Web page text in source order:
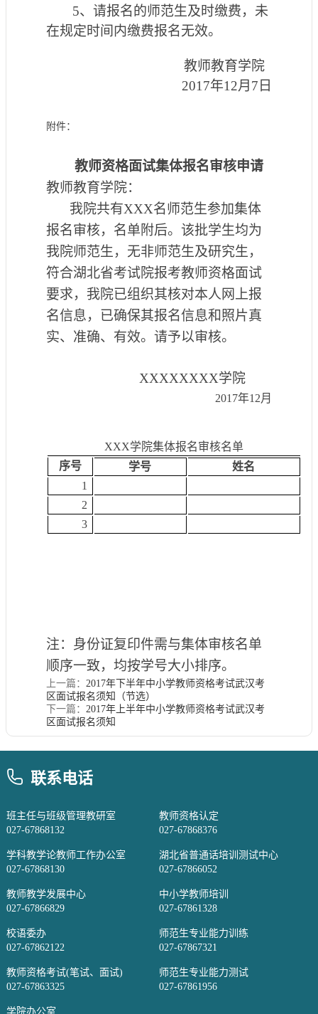
5、 请报名的师范生及时缴费，未
在规定时间内缴费报名无效。
教师教育学院
2017年12月 7 日
附件：
教师资格面试集体报名审核申请
教师教育学院：
我院共有XXX名师范生参加集体
报名审核，名单附后。该批学生均为
我院师范生， 无非师范生及研究生，
符合湖北省考试院报考教师资格面试
要求，我院已组织其核对本人网上报
名信息， 已确保其报名信息和照片真
实、准确、有效。请予以审核。
XXXXXXXX学院
201 7年12月
XXX学院集体报名审核名单
序号
学号
姓名
1
2
3
注：身份证复印件需与集体审核名单
顺序一致，均按学号大小排序。
上一篇： 2017年下半年中小学教师资格考试武汉考
区面试报名须知（节选）
下一篇： 2017年上半年中小学教师资格考试武汉考
区面试报名须知
联系电话
班主任与班级管理教研室
027-67868132
教师资格认定
027-67868376
学科教学论教师工作办公室
027-67868130
湖北省普通话培训测试中心
027-67866052
教师教学发展中心
027-67866829
中小学教师培训
027-67861328
校语委办
027-67862122
师范生专业能力训练
027-67867321
教师资格考试(笔试、面试)
027-67863325
师范生专业能力测试
027-67861956
学院办公室